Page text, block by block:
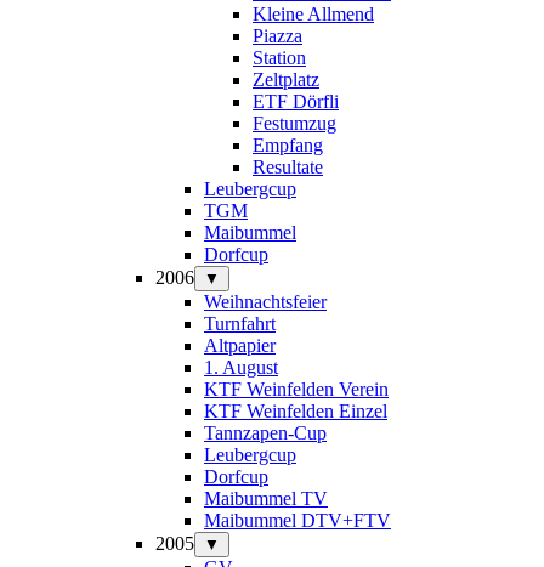
Kleine Allmend
Piazza
Station
Zeltplatz
ETF Dörfli
Festumzug
Empfang
Resultate
Leubergcup
TGM
Maibummel
Dorfcup
2006
▼
Weihnachtsfeier
Turnfahrt
Altpapier
1. August
KTF Weinfelden Verein
KTF Weinfelden Einzel
Tannzapen-Cup
Leubergcup
Dorfcup
Maibummel TV
Maibummel DTV+FTV
2005
▼